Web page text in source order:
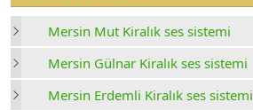
Mersin Mut Kiralık ses sistemi
Mersin Gülnar Kiralık ses sistemi
Mersin Erdemli Kiralık ses sistemi